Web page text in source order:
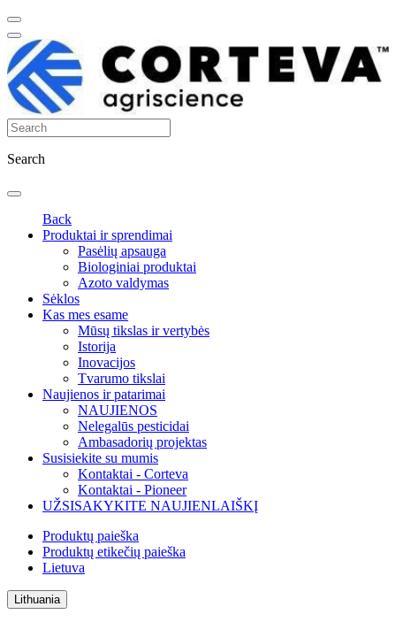
Search
Back
Produktai ir sprendimai
Pasėlių apsauga
Biologiniai produktai
Azoto valdymas
Sėklos
Kas mes esame
Mūsų tikslas ir vertybės
Istorija
Inovacijos
Tvarumo tikslai
Naujienos ir patarimai
NAUJIENOS
Nelegalūs pesticidai
Ambasadorių projektas
Susisiekite su mumis
Kontaktai - Corteva
Kontaktai - Pioneer
UŽSISAKYKITE NAUJIENLAIŠKĮ
Produktų paieška
Produktų etikečių paieška
Lietuva
Lithuania